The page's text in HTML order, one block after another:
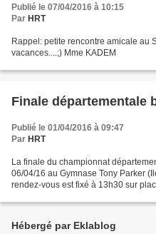
Publié le 07/04/2016 à 10:15
Par HRT
Rappel: petite rencontre amicale au
vacances....;) Mme KADEM
Finale départementale
Publié le 01/04/2016 à 09:47
Par HRT
La finale du championnat
06/04/16 au Gymnase Tony Parker
rendez-vous est fixé à 13h30 sur
Hébergé par Eklablog